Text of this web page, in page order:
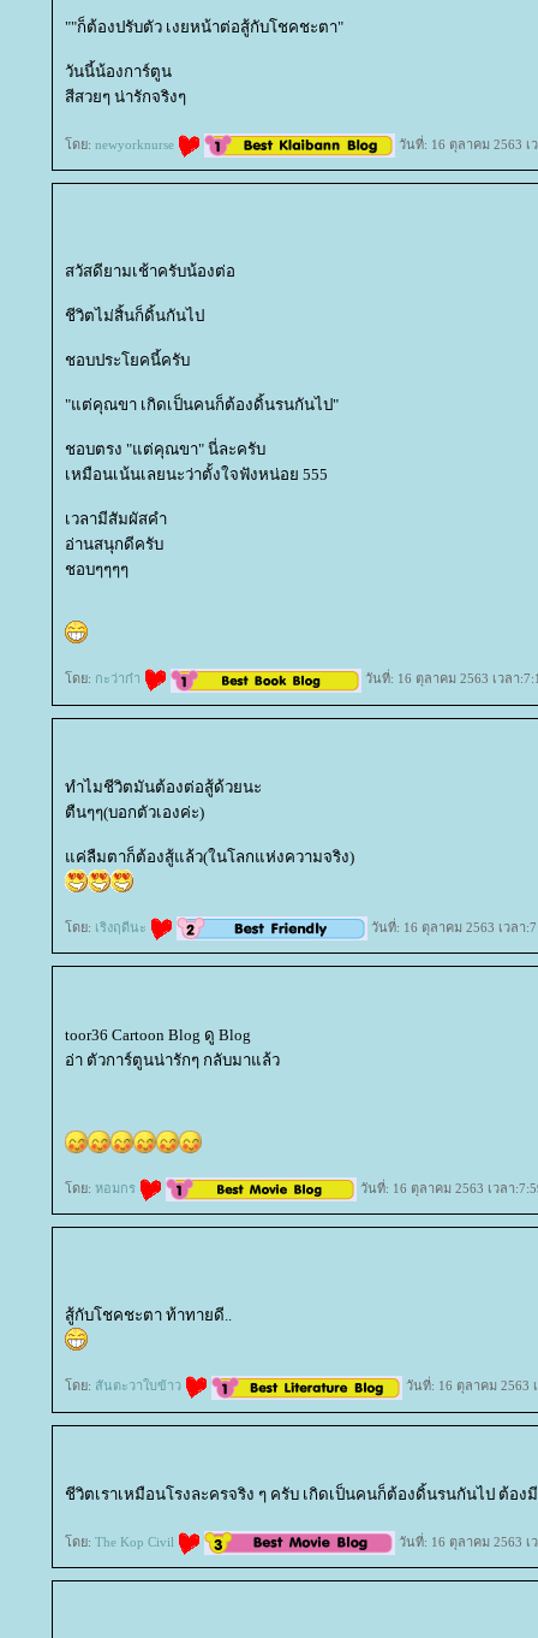
""ก็ต้องปรับตัว เงยหน้าต่อสู้กับโชคชะตา"
วันนี้น้องการ์ตูน
สีสวยๆ น่ารักจริงๆ
ดย: newyorknurse วันที่: 16 ตุลาคม 2563 เ
สวัสดียามเช้าครับน้องต่อ
ชีวิตไม่สิ้นก็ดิ้นกันไป
ชอบประโยคนี้ครับ
"แต่คุณขา เกิดเป็นคนก็ต้องดิ้นรนกันไป"
ชอบตรง "แต่คุณขา" นี่ละครับ
เหมือนเน้นเลยนะว่าตั้งใจฟังหน่อย 555
เวลามีสัมผัสคำ
อ่านสนุกดีครับ
ชอบๆๆๆๆ
ดย: กะว่าก๋า วันที่: 16 ตุลาคม 2563 เวลา
ทำไมชีวิตมันต้องต่อสู้ด้วยนะ
ตืนๆๆ(บอกตัวเองค่ะ)
ค่ลืมตาก็ต้องสู้แล้ว(ในโลกแห่งความจริง)
ดย: เริงฤดีนะ วันที่: 16 ตุลาคม 2563 เวลา
toor36 Cartoon Blog ดู Blog
อ่า ตัวการ์ตูนน่ารักๆ กลับมาแล้ว
ดย: หอมกร วันที่: 16 ตุลาคม 2563 เวลา
สู้กับโชคชะตา ท้าทายดี..
ดย: สันตะวาใบข้าว วันที่: 16 ตุลาคม 2563
ชีวิตเราเหมือนโรงละครจริง ๆ ครับ เกิดเป็นคนก็ต้องดิ้นรนกันไป ต้อง
ดย: The Kop Civil วันที่: 16 ตุลาคม 2563 เ